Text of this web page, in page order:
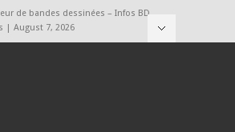
de bandes dessinées – Infos BD,
| August 7, 2026